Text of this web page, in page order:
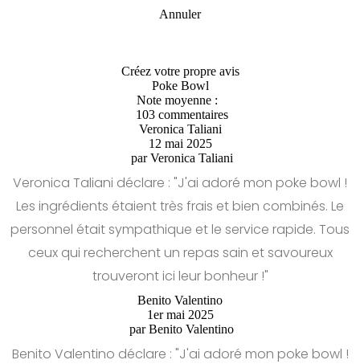
Annuler
Créez votre propre avis
Poke Bowl
Note moyenne :
103 commentaires
Veronica Taliani
12 mai 2025
parVeronica Taliani
Veronica Taliani déclare : "J'ai adoré mon poke bowl !
Les ingrédients étaient très frais et bien combinés. Le
personnel était sympathique et le service rapide. Tous
ceux qui recherchent un repas sain et savoureux
trouveront ici leur bonheur !"
Benito Valentino
1er mai 2025
parBenito Valentino
Benito Valentino déclare : "J'ai adoré mon poke bowl !